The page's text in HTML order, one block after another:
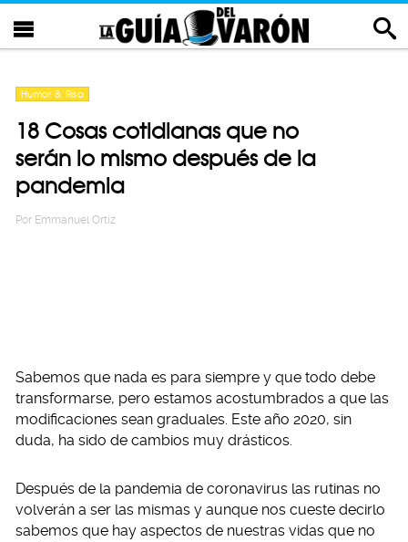
Humor & Risa
18 Cosas cotidianas que no
serán lo mismo después de la
pandemia
Por Emmanuel Ortiz
Sabemos que nada es para siempre y que todo debe
transformarse, pero estamos acostumbrados a que las
modificaciones sean graduales. Este año 2020, sin
duda, ha sido de cambios muy drásticos.
Después de la pandemia de coronavirus las rutinas no
volverán a ser las mismas y aunque nos cueste decirlo
sabemos que hay aspectos de nuestras vidas que no